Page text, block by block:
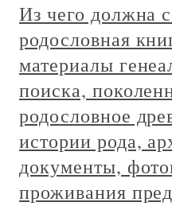
Из чего должна
родословная
материалы
поиска,
родословное
истории рода,
документы,
проживания